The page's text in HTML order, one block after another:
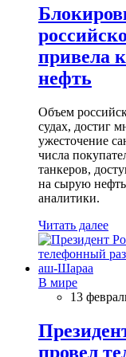
привела
нефть
Объем
судах, достиг
ужесточение
числа
танкеров,
на сырую
аналитики.
Читать далее
В мире
13
провел